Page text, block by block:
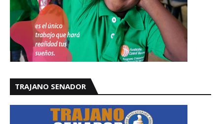
TRAJANO SENADOR